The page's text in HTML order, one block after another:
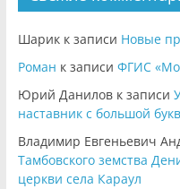
Шарикк записи Новые
Роман к записи ФГИС
Юрий Даниловк записи
наставник с большой
Владимир Евгеньевич
Тамбовского земства
церкви села Караул